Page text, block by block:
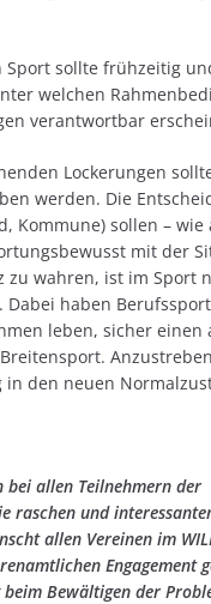
sollte frühzeitig
welchen
verantwortbar
Lockerungen
werden. Die
Kommune) sollen – wie
mit der
zu wahren, ist im Sport
Dabei haben
leben, sicher einen
in den neuen
bei allen Teilnehmern der
raschen und
allen Vereinen im
Engagement
Bewältigen der